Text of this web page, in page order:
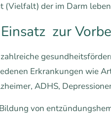
(Vielfalt) der im Darm
zur
Erkrankungen wie
ADHS,
von